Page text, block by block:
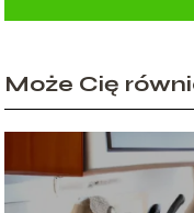
Może Cię